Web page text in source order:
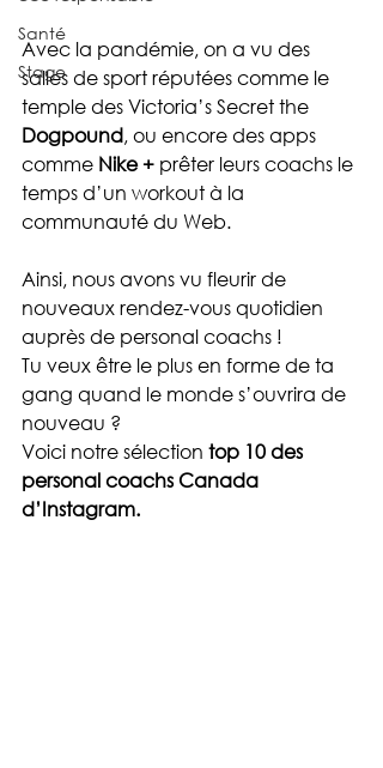
Santé
Stage
Avec la pandémie, on a vu des
salles de sport réputées comme le
temple des Victoria’s Secret the
Dogpound, ou encore des apps
comme Nike + prêter leurs coachs le
temps d’un workout à la
communauté du Web.
Ainsi, nous avons vu fleurir de
nouveaux rendez-vous quotidien
auprès de personal coachs !
Tu veux être le plus en forme de ta
gang quand le monde s’ouvrira de
nouveau ?
Voici notre sélection top 10 des
personal coachs Canada
d’Instagram.